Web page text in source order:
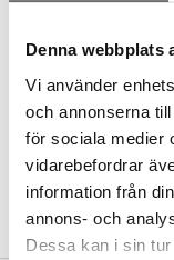
Denna webbplats
Vi använder
och annonserna
för sociala medier
vidarebefordrar
information från
annons- och
Dessa kan i sin
Kestotilaus
Arvostele
Toivelistat
LUO ASIAKAS